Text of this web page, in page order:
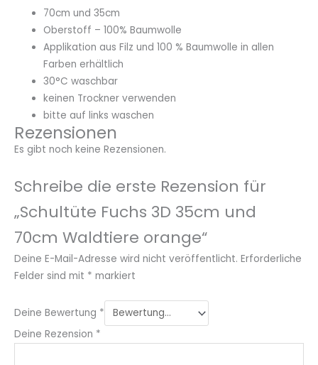
70cm und 35cm
Oberstoff – 100% Baumwolle
Applikation aus Filz und 100 % Baumwolle in allen
Farben erhältlich
30°C waschbar
keinen Trockner verwenden
bitte auf links waschen
Rezensionen
Es gibt noch keine Rezensionen.
Schreibe die erste Rezension für
„Schultüte Fuchs 3D 35cm und
70cm Waldtiere orange“
Deine E-Mail-Adresse wird nicht veröffentlicht. Erforderliche
Felder sind mit * markiert
Deine Bewertung *
Deine Rezension *